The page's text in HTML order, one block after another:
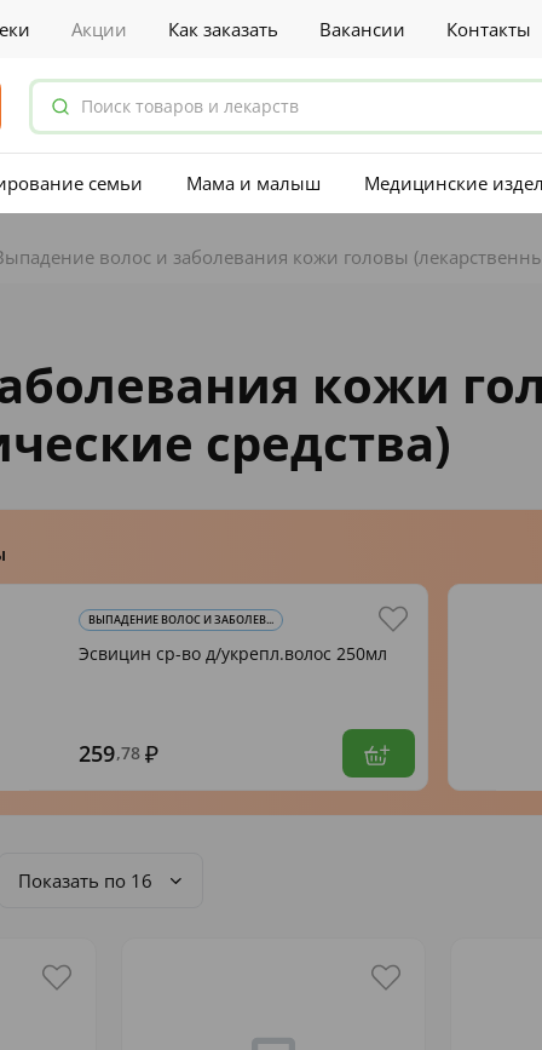
Акции Как заказать Вакансии Контакты
семьи Мама и малыш Медицинские
волос и заболевания кожи головы
кожи
средства)
ВЫПАДЕНИЕ ВОЛОС И ЗАБОЛЕВ...
Эсвицин ср-во д/укрепл.волос 250мл
259,78
Показать по 16